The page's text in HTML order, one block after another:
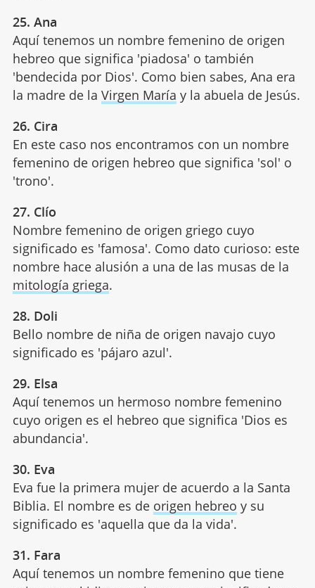
25. Ana
Aquí tenemos un nombre femenino de origen
hebreo que significa 'piadosa' o también
'bendecida por Dios'. Como bien sabes, Ana era
la madre de la Virgen María y la abuela de Jesús.
26. Cira
En este caso nos encontramos con un nombre
femenino de origen hebreo que significa 'sol' o
'trono'.
27. Clío
Nombre femenino de origen griego cuyo
significado es 'famosa'. Como dato curioso: este
nombre hace alusión a una de las musas de la
mitología griega.
28. Doli
Bello nombre de niña de origen navajo cuyo
significado es 'pájaro azul'.
29. Elsa
Aquí tenemos un hermoso nombre femenino
cuyo origen es el hebreo que significa 'Dios es
abundancia'.
30. Eva
Eva fue la primera mujer de acuerdo a la Santa
Biblia. El nombre es de origen hebreo y su
significado es 'aquella que da la vida'.
31. Fara
Aquí tenemos un nombre femenino que tiene